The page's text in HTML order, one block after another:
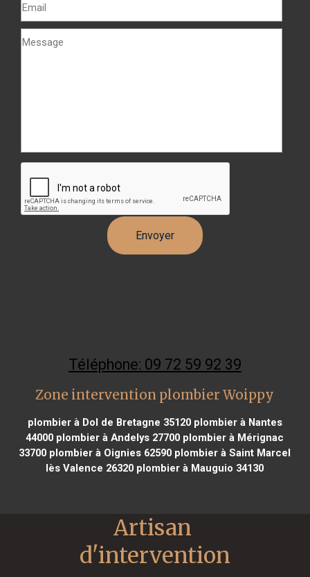
Téléphone: 09 72 59 92 39
Zone intervention plombier Woippy
plombier à Dol de Bretagne 35120plombier à Nantes
44000 plombier à Andelys 27700 plombier à Mérignac
33700 plombier à Oignies 62590 plombier à Saint Marcel
lès Valence 26320 plombier à Mauguio 34130
Artisan
d'intervention